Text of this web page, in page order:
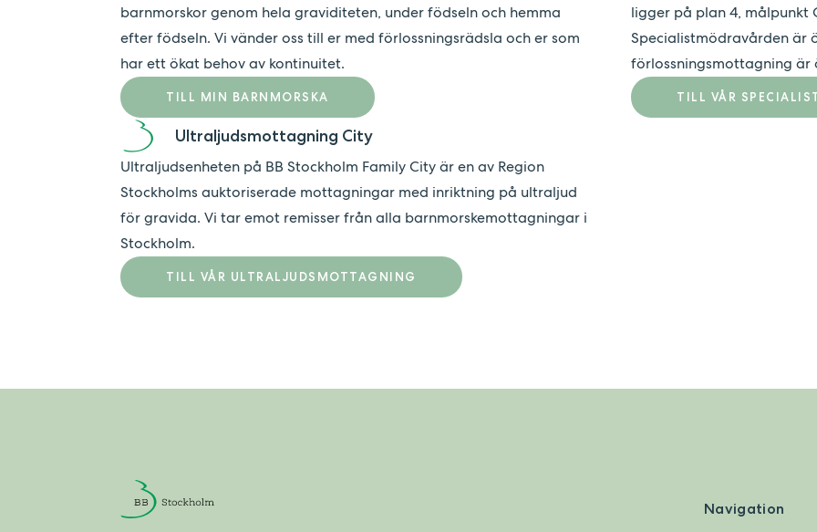
barnmorskor genom hela graviditeten, under födseln och hemma
efter födseln. Vi vänder oss till er med förlossningsrädsla och er som
har ett ökat behov av kontinuitet.
TILL MIN BARNMORSKA
Ultraljudsmottagning City
Ultraljudsenheten på BB Stockholm Family City är en av Region
Stockholms auktoriserade mottagningar med inriktning på ultraljud
för gravida. Vi tar emot remisser från alla barnmorskemottagningar i
Stockholm.
TILL VÅR ULTRALJUDSMOTTAGNING
ligger på plan 4, målpunkt
Specialistmödravården är
förlossningsmottagning är
TILL VÅR
Navigation